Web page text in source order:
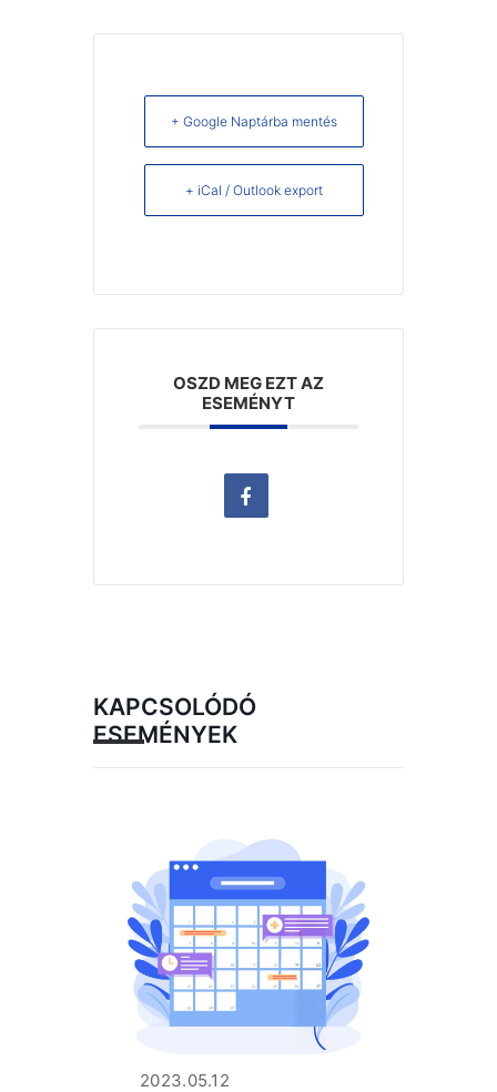
+ Google Naptárba mentés
+ iCal / Outlook export
OSZD MEG EZT AZ
ESEMÉNYT
KAPCSOLÓDÓ
ESEMÉNYEK
2023.05.12